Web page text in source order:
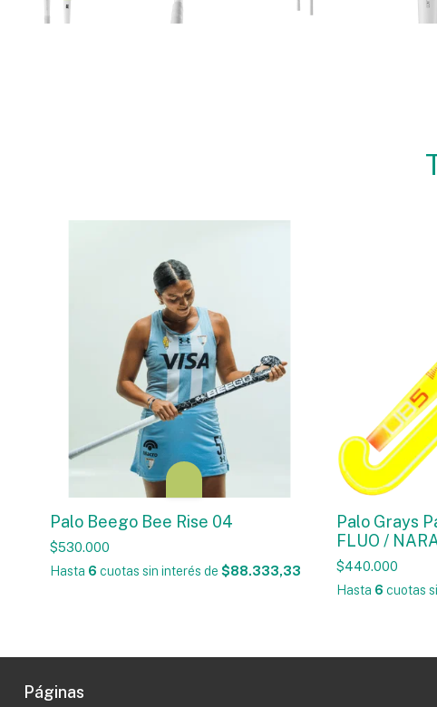
Palo Beego Bee Rise 04
$530.000
Hasta 6 cuotas sin interés de $88.333,33
Palo Grays
FLUO /
$440.000
Hasta 6 cuotas
Páginas